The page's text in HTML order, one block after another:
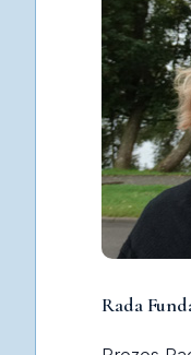
Rada